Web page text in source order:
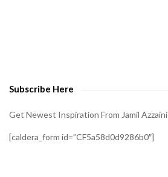
Subscribe Here
Get Newest Inspiration From Jamil Azzaini
[caldera_form id=”CF5a58d0d9286b0″]